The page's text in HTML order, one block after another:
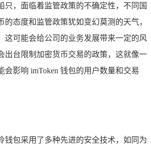
只，面临着监管政策的不确定性，不同国
的态度和监管政策犹如变幻莫测的天气，
这可能会给公司的业务发展带来一定的风
出台限制加密货币交易的政策，这就像一
会影响 imToken 钱包的用户数量和交易
钱包采用了多种先进的安全技术，如同为